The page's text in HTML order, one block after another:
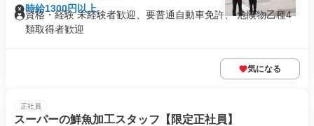
時給1300円以上
資格・経験 未経験者歓迎、要普通自動車免許、 危険物乙種4
類取得者歓迎
気になる
正社員
スーパーの鮮魚加工スタッフ【限定正社員】